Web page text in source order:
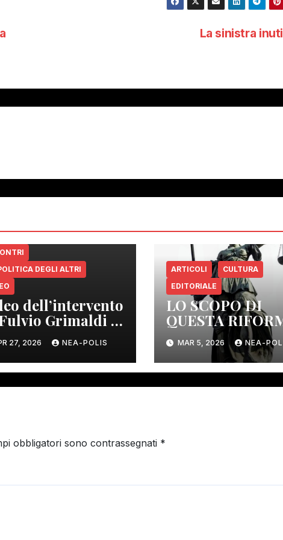
La sinistra
DEGLI ALTRI
dell’intervento
Grimaldi a
Terme
27, 2026 NEA-POLIS
ARTICOLI
CULTURA
EDITORIALE
LO SCOPO DI
QUESTA
ELIMINARE GLI
ORGANI DI
MAR 5, 2026 NEA-
obbligatori sono contrassegnati *